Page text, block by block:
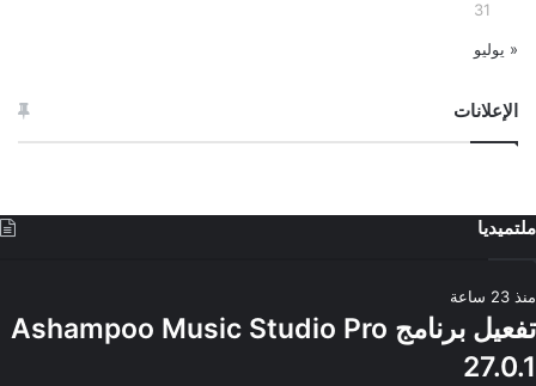
31
« يوليو
الإعلانات
ملتميديا
منذ 23 ساعة
تفعيل برنامج Ashampoo Music Studio Pro
27.0.1